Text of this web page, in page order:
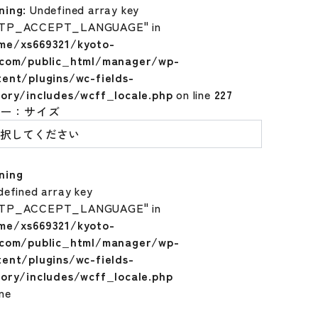
: Undefined array key
in
xs669321/kyoto-
public_html/manager/wp-
plugins/wc-fields-
includes/wcff_locale.php on line 227
：サイズ
array key
in
xs669321/kyoto-
public_html/manager/wp-
plugins/wc-fields-
includes/wcff_locale.php